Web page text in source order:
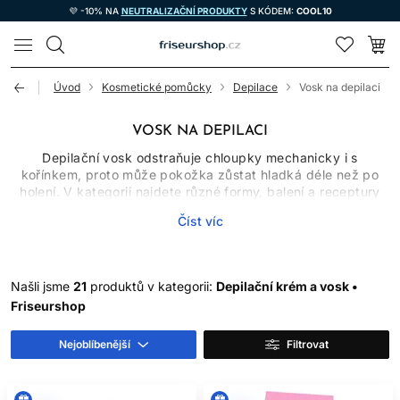
💜 -10% NA NEUTRALIZAČNÍ PRODUKTYS KÓDEM: COOL10
LOMAX
Úvod Kosmetické pomůcky Depilace Vosk na depilaci
VOSK NA DEPILACI
Depilační vosk odstraňuje chloupky mechanicky i s
kořínkem, proto může pokožka zůstat hladká déle než po
holení. V kategorii najdete různé formy, balení a receptury
pro odlišné pracovní postupy. Správný výběr nezávisí pouze
DEPILAČNÍ VOSK,
FILMOVÝ VOSK A VOSK S
PÁSKY
Jednotlivé depilační vosky se nemusí používat stejně.
Číst víc
Našli jsme 21 produktů v kategorii: Depilační krém a vosk •
Friseurshop
Nejoblíbenější Filtrovat